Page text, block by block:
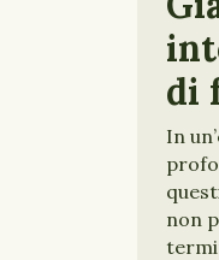
di
In
non